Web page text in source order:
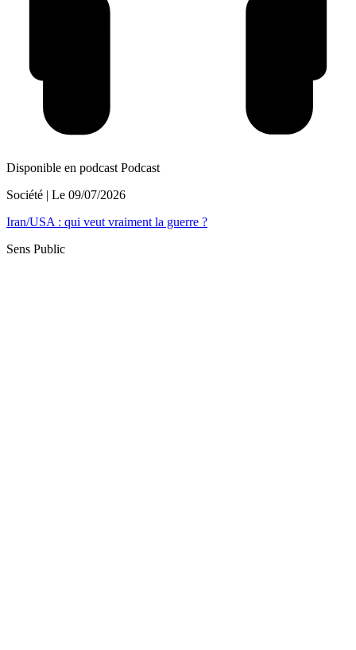
Disponible en podcast Podcast
Société | Le 09/07/2026
Iran/USA : qui veut vraiment la guerre ?
Sens Public